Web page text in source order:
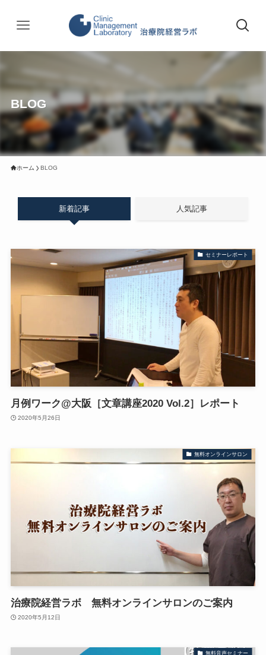
BLOG
ホーム BLOG
新着記事 人気記事
セミナーレポート
月例ワーク@大阪［文章講座2020 Vol.2］レポート
2020年5月26日
無料オンラインサロン
治療院経営ラボ 無料オンラインサロンのご案内
2020年5月12日
無料音声セミナー